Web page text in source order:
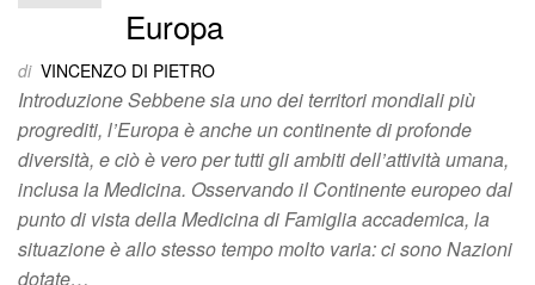
Europa
di VINCENZO DI PIETRO
Introduzione Sebbene sia uno dei territori mondiali più
progrediti, l’Europa è anche un continente di profonde
diversità, e ciò è vero per tutti gli ambiti dell’attività umana,
inclusa la Medicina. Osservando il Continente europeo dal
punto di vista della Medicina di Famiglia accademica, la
situazione è allo stesso tempo molto varia: ci sono Nazioni
dotate…